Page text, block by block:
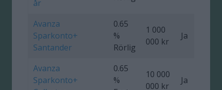
år
Avanza
Sparkonto+
Santander
0.65
%
Rörlig
1 000
000 kr
Ja
Avanza
Sparkonto+
0.65
%
10 000
000 kr
Ja